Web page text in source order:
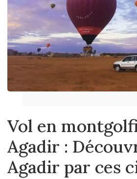
Vol en
Agadir :
Agadir par ces